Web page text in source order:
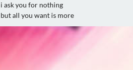
i ask you for nothing
but all you want is more